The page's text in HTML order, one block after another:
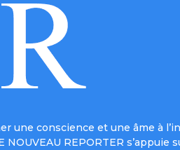
une conscience et une âme à
REPORTER s’appuie